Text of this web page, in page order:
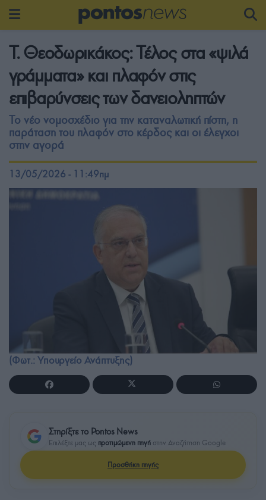
Τ. Θεοδωρικάκος: Τέλος στα «ψιλά
γράμματα» και πλαφόν στις
επιβαρύνσεις των δανειοληπτών
Το νέο νομοσχέδιο για την καταναλωτική πίστη, η
παράταση του πλαφόν στο κέρδος και οι έλεγχοι
στην αγορά
13/05/2026 - 11:49πμ
(Φωτ.: Υπουργείο Ανάπτυξης)
Στηρίξτε το Pontos News
Επιλέξτε μας ως προτιμώμενη πηγή στην Αναζήτηση Google
Προσθήκη πηγής